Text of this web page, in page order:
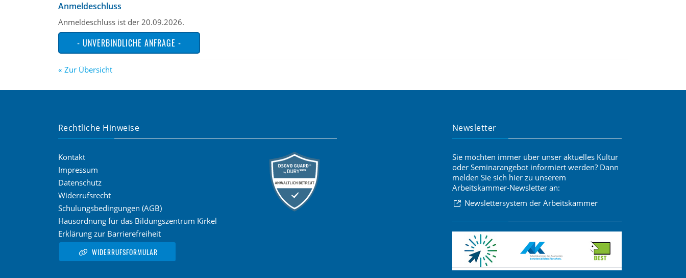
Anmeldeschluss
Anmeldeschluss ist der 20.09.2026.
- UNVERBINDLICHE ANFRAGE -
Zur Übersicht
Rechtliche Hinweise
Kontakt
Impressum
Datenschutz
Widerrufsrecht
Schulungsbedingungen (AGB)
Hausordnung für das Bildungszentrum Kirkel
Erklärung zur Barrierefreiheit
WIDERRUFSFORMULAR
Newsletter
Sie möchten immer über unser aktuelles Kultur
oder Seminarangebot informiert werden? Dann
melden Sie sich hier zu unserem
Arbeitskammer-Newsletter an:
Newslettersystem der Arbeitskammer